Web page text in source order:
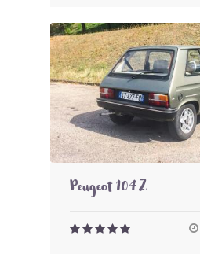
Peugeot 104 Z